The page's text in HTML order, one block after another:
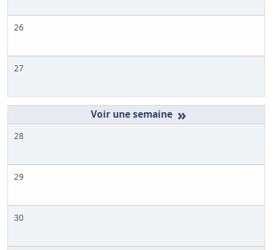
26
27
»
28
29
30